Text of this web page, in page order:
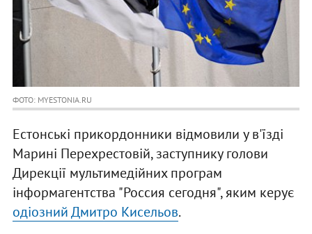
ФОТО: MYESTONIA.RU
Естонські прикордонники відмовили у в'їзді
Марині Перехрестовій, заступнику голови
Дирекції мультимедійних програм
інформагентства "Россия сегодня", яким керує
одіозний Дмитро Кисельов.